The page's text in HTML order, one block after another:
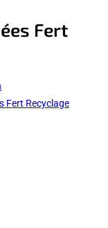
Fert
Fert Recyclage